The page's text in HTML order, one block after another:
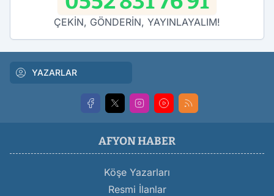
ÇEKİN, GÖNDERİN, YAYINLAYALIM!
YAZARLAR
AFYON HABER
Köşe Yazarları
Resmi İlanlar